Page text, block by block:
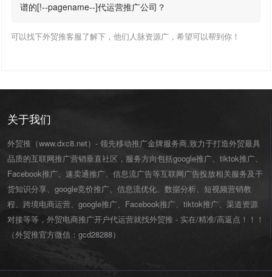
谱的[!--pagename--]代运营推广公司？
可以找下外贸推客服了解下，他们人脉资源广，希望可以帮到你！
关于我们
外贸推（www.dxc8.net）- 领先移动推广金牌服务商,致力于打造外贸最具
品质的互联网推广营销垂直社区，服务方向包括google推广、tiktok推广、
Facebook推广、速卖通推广、信息流广告等互联网广告投放相关服务及干
货知识分享、google竞价推广、信息流优化、数据分析、短视频营销教
程、跨境电商运营、 google推广、 Facebook推广、 tiktok推广、渠道资源
对接等等，外贸电商推广开户代运营就找外贸推 - 实在/精准/高返点！！！
（外贸推官方微信： gcd28288）